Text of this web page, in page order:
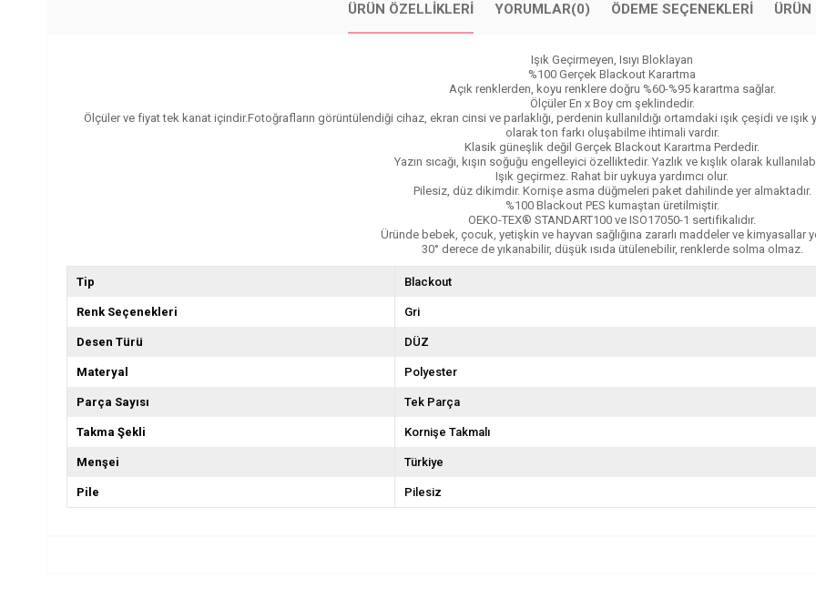
ÜRÜN ÖZELLIKLERI YORUMLAR(0) ÖDEME SEÇENEKLERI ÜRÜN
Işık Geçirmeyen, Isıyı Bloklayan
%100 Gerçek Blackout Karartma
Açık renklerden, koyu renklere doğru %60-%95 karartma sağlar.
Ölçüler En x Boy cm şeklindedir.
Ölçüler ve fiyat tek kanat içindir.Fotoğrafların görüntülendiği cihaz, ekran cinsi ve parlaklığı, perdenin kullanıldığı ortamdaki ışık çeşidi ve
olarak ton farkı oluşabilme ihtimali vardır.
Klasik güneşlik değil Gerçek Blackout Karartma Perdedir.
Yazın sıcağı, kışın soğuğu engelleyici özelliktedir. Yazlık ve kışlık olarak
Işık geçirmez. Rahat bir uykuya yardımcı olur.
Pilesiz, düz dikimdir. Kornişe asma düğmeleri paket dahilinde yer almaktadır.
%100 Blackout PES kumaştan üretilmiştir.
OEKO-TEX® STANDART100 ve ISO17050-1 sertifikalıdır.
Üründe bebek, çocuk, yetişkin ve hayvan sağlığına zararlı maddeler ve kimyasallar
30° derece de yıkanabilir, düşük ısıda ütülenebilir, renklerde solma olmaz.
Tip Blackout
Renk Seçenekleri Gri
Desen Türü DÜZ
Materyal Polyester
Parça Sayısı Tek Parça
Takma Şekli Kornişe Takmalı
Menşei Türkiye
Pile Pilesiz